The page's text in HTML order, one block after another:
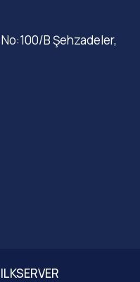
B Şehzadeler,
ILKSERVER